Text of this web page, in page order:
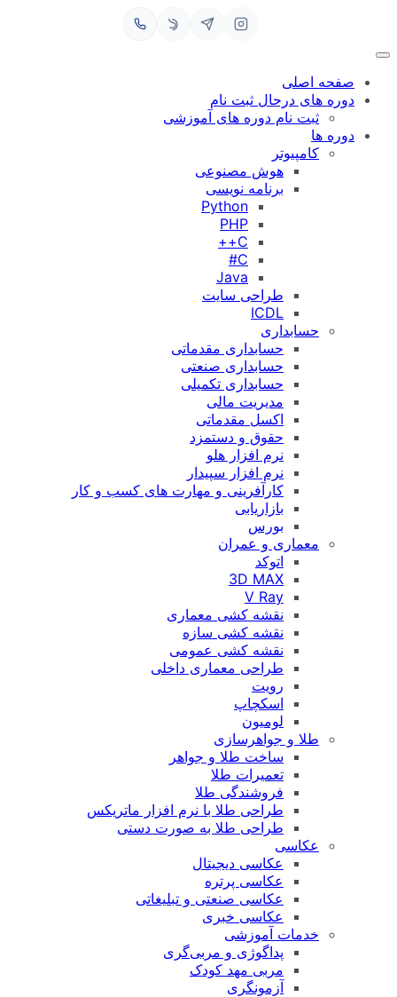
محتوا
صفحه اصلی
دوره های درحال ثبت نام
ثبت نام دوره های آموزشی
دوره ها
کامپیوتر
هوش مصنوعی
برنامه نویسی
Python
PHP
C++
C#
Java
طراحی سایت
ICDL
حسابداری
حسابداری مقدماتی
حسابداری صنعتی
حسابداری تکمیلی
مدیریت مالی
اکسل مقدماتی
حقوق و دستمزد
نرم افزار هلو
نرم افزار سپیدار
کارآفرینی و مهارت های کسب و کار
بازاریابی
بورس
معماری و عمران
اتوکد
3D MAX
V Ray
نقشه کشی معماری
نقشه کشی سازه
نقشه کشی عمومی
طراحی معماری داخلی
رویت
اسکچاپ
لومیون
طلا و جواهرسازی
ساخت طلا و جواهر
تعمیرات طلا
فروشندگی طلا
طراحی طلا با نرم افزار ماتریکس
طراحی طلا به صورت دستی
عکاسی
عکاسی دیجیتال
عکاسی پرتره
عکاسی صنعتی و تبلیغاتی
عکاسی خبری
خدمات آموزشی
پداگوژی و مربی‌گری
مربی مهد کودک
آزمونگری